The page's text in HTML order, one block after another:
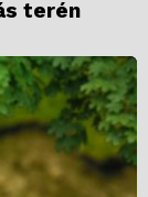
terén